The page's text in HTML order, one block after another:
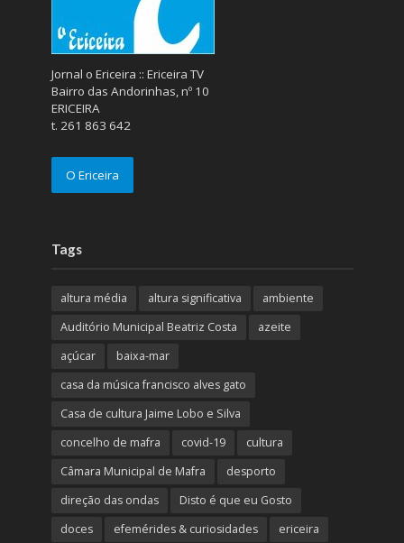
Jornal o Ericeira :: Ericeira TV
Bairro das Andorinhas, nº 10
ERICEIRA
t. 261 863 642
O Ericeira
Tags
altura média altura significativa
ambiente
Auditório Municipal Beatriz Costa
azeite
açúcar
baixa-mar
casa da música francisco alves gato
Casa de cultura Jaime Lobo e Silva
concelho de mafra
covid-19
cultura
Câmara Municipal de Mafra
desporto
direção das ondas
Disto é que eu Gosto
doces
efemérides & curiosidades ericeira